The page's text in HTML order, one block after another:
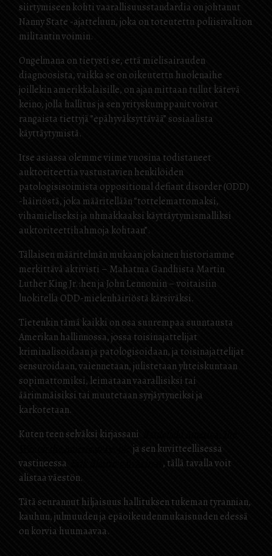
siirtymiseen kohti vaarallisuusstandardia on johtanut
Nanny State -ajatteluun, joka on toteutettu poliisivaltion
militantin voimin.
Ongelmana on tietysti se, että mielisairauden
diagnoosista, vaikka se on oikeutettu huolenaihe
joillekin amerikkalaisille, on ajan mittaan tullut kätevä
keino, jolla hallitus ja sen yrityskumppanit voivat
rangaista tiettyjä ”epähyväksyttävää” sosiaalista
käyttäytymistä.
Itse asiassa olemme viime vuosina todistaneet
auktoriteettia vastustavien henkilöiden
patologisisoimista oppositional defiant disorder (ODD)
-häiriöstä, joka määritellään ”tottelemattomaksi,
vihamieliseksi ja uhmakkaaksi käyttäytymismalliksi
auktoriteettihahmoja kohtaan”.
Tällaisen määritelmän mukaan jokainen historiamme
merkittävä aktivisti – Mahatma Gandhista Martin
Luther King Jr.:hen ja John Lennoniin – voitaisiin
luokitella ODD-mielenhäiriöstä kärsiväksi.
Tietenkin tämä kaikki on osa suurempaa suuntausta
Amerikan hallinnossa, jossa toisinajattelijat
kriminalisoidaan ja patologisoidaan, ja toisinajattelijat
sensuroidaan, vaiennetaan, julistetaan yhteiskuntaan
sopimattomiksi, leimataan vaarallisiksi tai
äärimmäisiksi tai muutetaan syrjäytyneiksi ja
karkotetaan.
Kuten teen selväksi kirjassani
ja sen kuvitteellisessa
vastineessa
, tällä tavalla voit
alistaa väestön.
Tätä seurannut hiljaisuus hallituksen tukeman tyrannian,
kauhun, julmuuden ja epäoikeudenmukaisuuden edessä
on korvia huumaavaa.